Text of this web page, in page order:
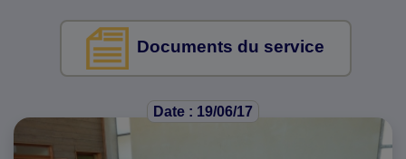
Documents du service
Date : 19/06/17